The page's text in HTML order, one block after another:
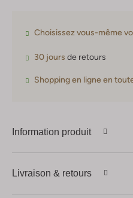
Choisissez vous-même
30 jours de retours
Shopping en ligne en
Information produit
Livraison & retours